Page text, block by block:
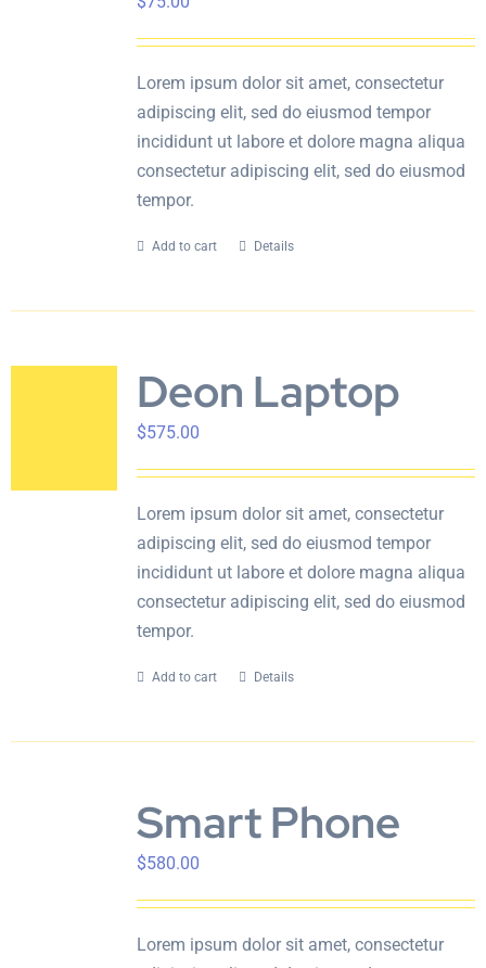
Lorem ipsum dolor sit amet, consectetur
adipiscing elit, sed do eiusmod tempor
incididunt ut labore et dolore magna aliqua
consectetur adipiscing elit, sed do eiusmod
tempor.
Add to cart Details
Deon Laptop
$575.00
Lorem ipsum dolor sit amet, consectetur
adipiscing elit, sed do eiusmod tempor
incididunt ut labore et dolore magna aliqua
consectetur adipiscing elit, sed do eiusmod
tempor.
Add to cart Details
Smart Phone
$580.00
Lorem ipsum dolor sit amet, consectetur